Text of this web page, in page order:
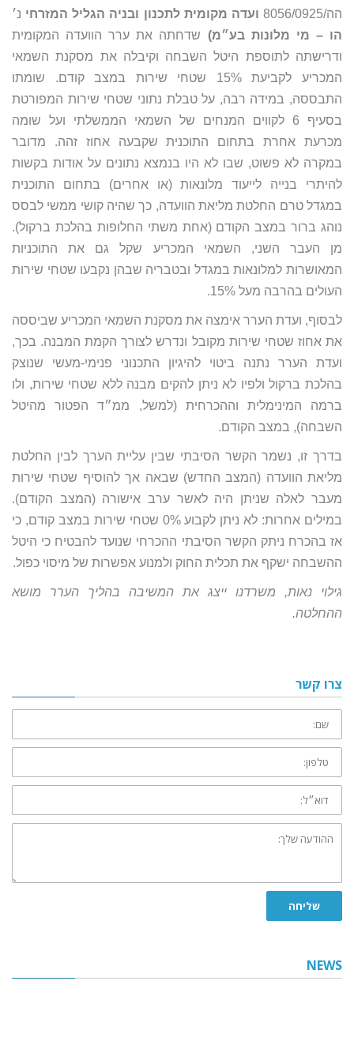
הה/8056/0925
ועדה מקומית לתכנון ובניה הגליל המזרחי נ׳
הו – מי מלונות בע״מ) שדחתה את ערר הוועדה המקומית
ודרישתה לתוספת היטל השבחה וקיבלה את מסקנת השמאי
המכריע לקביעת 15% שטחי שירות במצב קודם. שומתו
התבססה, במידה רבה, על טבלת נתוני שטחי שירות המפורטת
בסעיף 6 לקווים המנחים של השמאי הממשלתי ועל שומה
מכרעת אחרת בתחום התוכנית שקבעה אחוז זהה. מדובר
במקרה לא פשוט, שבו לא היו בנמצא נתונים על אודות בקשות
להיתרי בנייה לייעוד מלונאות (או אחרים) בתחום התוכנית
במגדל טרם החלטת מליאת הוועדה, כך שהיה קושי ממשי לבסס
נוהג ברור במצב הקודם (אחת משתי החלופות בהלכת ברקול).
מן העבר השני, השמאי המכריע שקל גם את התוכניות
המאושרות למלונאות במגדל ובטבריה שבהן נקבעו שטחי שירות
העולים בהרבה מעל 15%.
לבסוף, ועדת הערר אימצה את מסקנת השמאי המכריע שביססה
את אחוז שטחי שירות מקובל ונדרש לצורך הקמת המבנה. בכך,
ועדת הערר נתנה ביטוי להיגיון התכנוני פנימי-מעשי שנוצק
בהלכת ברקול ולפיו לא ניתן להקים מבנה ללא שטחי שירות, ולו
ברמה המינימלית וההכרחית (למשל, ממ״ד הפטור מהיטל
השבחה), במצב הקודם.
בדרך זו, נשמר הקשר הסיבתי שבין עליית הערך לבין החלטת
מליאת הוועדה (המצב החדש) שבאה אך להוסיף שטחי שירות
מעבר לאלה שניתן היה לאשר ערב אישורה (המצב הקודם).
במילים אחרות: לא ניתן לקבוע 0% שטחי שירות במצב קודם, כי
אז בהכרח ניתק הקשר הסיבתי ההכרחי שנועד להבטיח כי היטל
ההשבחה ישקף את תכלית החוק ולמנוע אפשרות של מיסוי כפול.
גילוי נאות, משרדנו ייצג את המשיבה בהליך הערר מושא
ההחלטה.
צרו קשר
שם:
טלפון:
דוא״ל:
ההודעה
שלך:
שליחה
NEWS